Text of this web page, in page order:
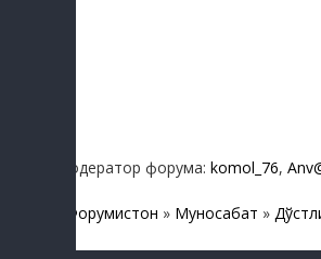
Модератор форума: komol_76,
Форумистон » Муносабат »